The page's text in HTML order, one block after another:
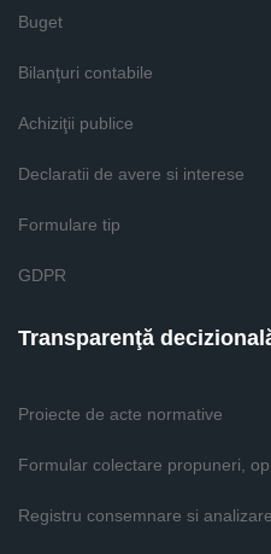
Buget
Bilanţuri contabile
Achiziţii publice
Declaratii de avere si interese
Formulare tip
GDPR
Transparenţă
Proiecte de acte normative
Formular colectare propuneri,
Registru consemnare si